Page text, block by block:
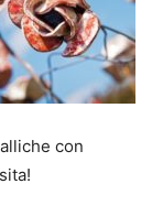
con